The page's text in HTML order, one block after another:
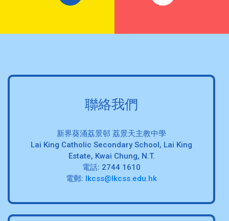
聯絡我們
新界葵涌荔景邨 荔景天主教中學
Lai King Catholic Secondary School, Lai King
Estate, Kwai Chung, N.T.
電話: 2744 1610
電郵: lkcss@lkcss.edu.hk